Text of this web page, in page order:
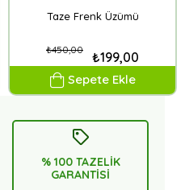
Taze Frenk Üzümü
₺199,00
₺450,00
Sepete Ekle
% 100 TAZELİK
GARANTİSİ